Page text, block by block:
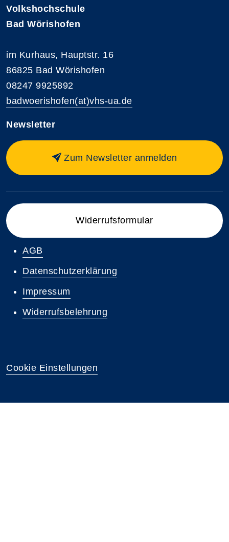
Volkshochschule
Bad Wörishofen
im Kurhaus, Hauptstr. 16
86825 Bad Wörishofen
08247 9925892
badwoerishofen(at)vhs-ua.de
Newsletter
Zum Newsletter anmelden
Widerrufsformular
AGB
Datenschutzerklärung
Impressum
Widerrufsbelehrung
Cookie Einstellungen